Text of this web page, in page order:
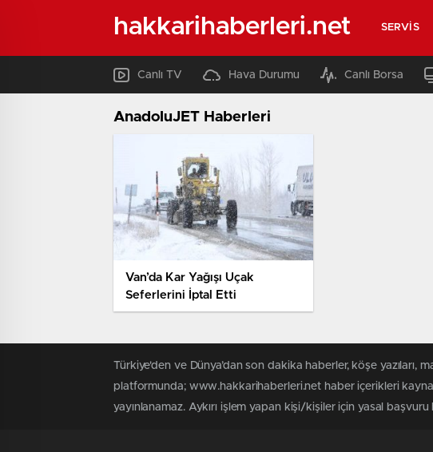
hakkarihaberleri.net SERVIS
Canlı TV Hava Durumu Canlı Borsa
AnadoluJET Haberleri
Van’da Kar Yağışı Uçak
Seferlerini İptal Etti
Türkiye'den ve Dünya’dan son dakika haberler, köşe
platformunda; www.hakkarihaberleri.net haber içerikleri
yayınlanamaz. Aykırı işlem yapan kişi/kişiler için yasal